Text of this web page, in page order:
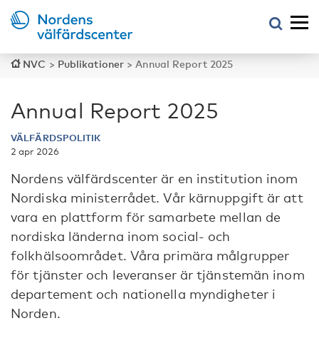
NVC > Publikationer >Annual Report 2025
Annual Report 2025
VÄLFÄRDSPOLITIK
2 apr 2026
Nordens välfärdscenter är en institution inom
Nordiska ministerrådet. Vår kärnuppgift är att
vara en plattform för samarbete mellan de
nordiska länderna inom social- och
folkhälsoområdet. Våra primära målgrupper
för tjänster och leveranser är tjänstemän inom
departement och nationella myndigheter i
Norden.